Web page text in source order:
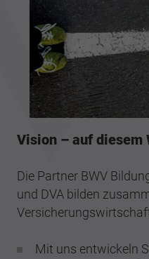
Vision – auf diesem
Die Partner BWV
und DVA bilden
Mit uns entwickeln